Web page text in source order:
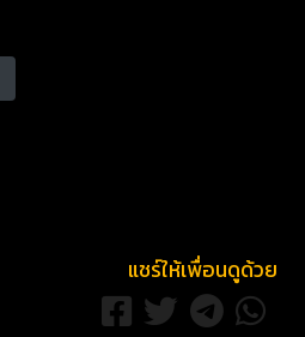
แชร์ให้เพื่อนดูด้วย